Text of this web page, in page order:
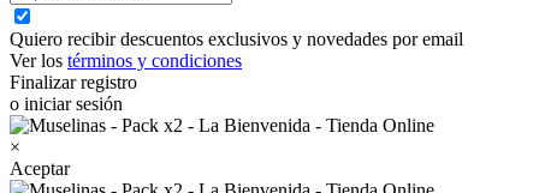
Quiero recibir descuentos exclusivos y novedades por email
Ver los términos y condiciones
Finalizar registro
o iniciar sesión
×
Aceptar